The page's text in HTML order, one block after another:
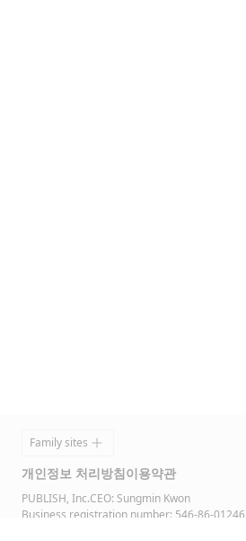
Footer
Family sites
개인정보 처리방침이용약관
PUBLISH, Inc.CEO: Sungmin Kwon
Business registration number: 546-86-01246